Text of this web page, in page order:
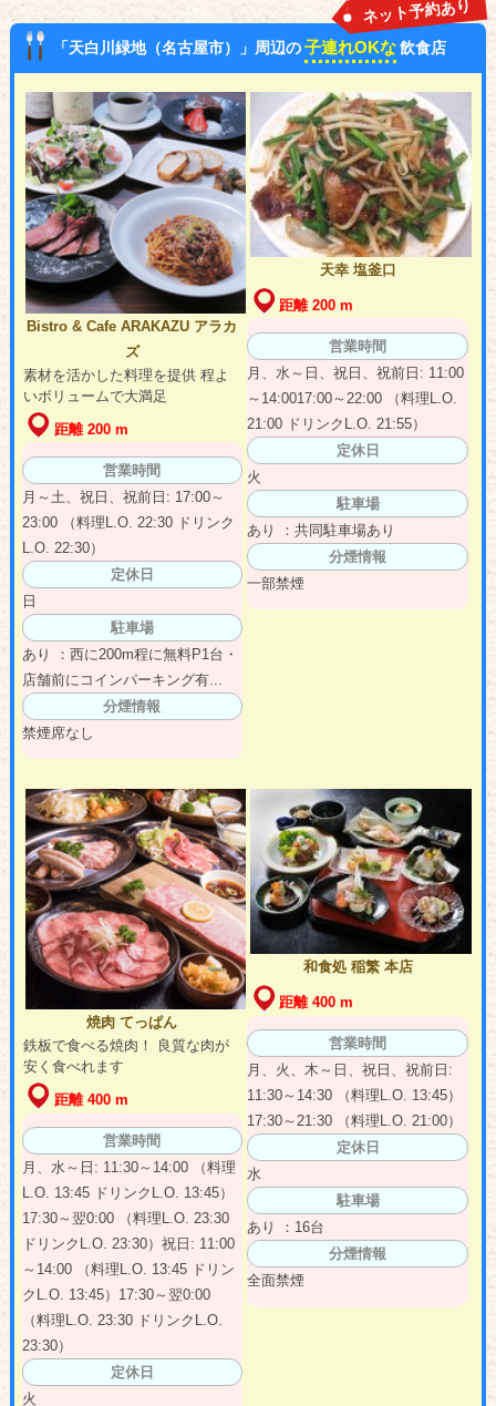
「天白川緑地（名古屋市）」周辺の子連れOKな 飲食店
ネット予約あり
Bistro & Cafe ARAKAZU アラカ
ズ
素材を活かした料理を提供 程よ
いボリュームで大満足
距離 200 m
営業時間
月～土、祝日、祝前日: 17:00～
23:00 （料理L.O. 22:30 ドリンク
L.O. 22:30）
定休日
日
駐車場
あり ：西に200m程に無料P1台・
店舗前にコインパーキング有...
分煙情報
禁煙席なし
天幸 塩釜口
距離 200 m
営業時間
月、水～日、祝日、祝前日: 11:00
～14:0017:00～22:00 （料理L.O.
21:00 ドリンクL.O. 21:55）
定休日
火
駐車場
あり ：共同駐車場あり
分煙情報
一部禁煙
焼肉 てっぱん
鉄板で食べる焼肉！ 良質な肉が
安く食べれます
距離 400 m
営業時間
月、水～日: 11:30～14:00 （料理
L.O. 13:45 ドリンクL.O. 13:45）
17:30～翌0:00 （料理L.O. 23:30
ドリンクL.O. 23:30）祝日: 11:00
～14:00 （料理L.O. 13:45 ドリン
クL.O. 13:45）17:30～翌0:00
（料理L.O. 23:30 ドリンクL.O.
23:30）
定休日
火
和食処 稲繁 本店
距離 400 m
営業時間
月、火、木～日、祝日、祝前日:
11:30～14:30 （料理L.O. 13:45）
17:30～21:30 （料理L.O. 21:00）
定休日
水
駐車場
あり ：16台
分煙情報
全面禁煙